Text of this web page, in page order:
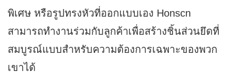
พิเศษ หรือรูปทรงหัวที่ออกแบบเอง Honscn
สามารถทำงานร่วมกับลูกค้าเพื่อสร้างชิ้นส่วนยึดที่
สมบูรณ์แบบสำหรับความต้องการเฉพาะของพวก
เขาได้